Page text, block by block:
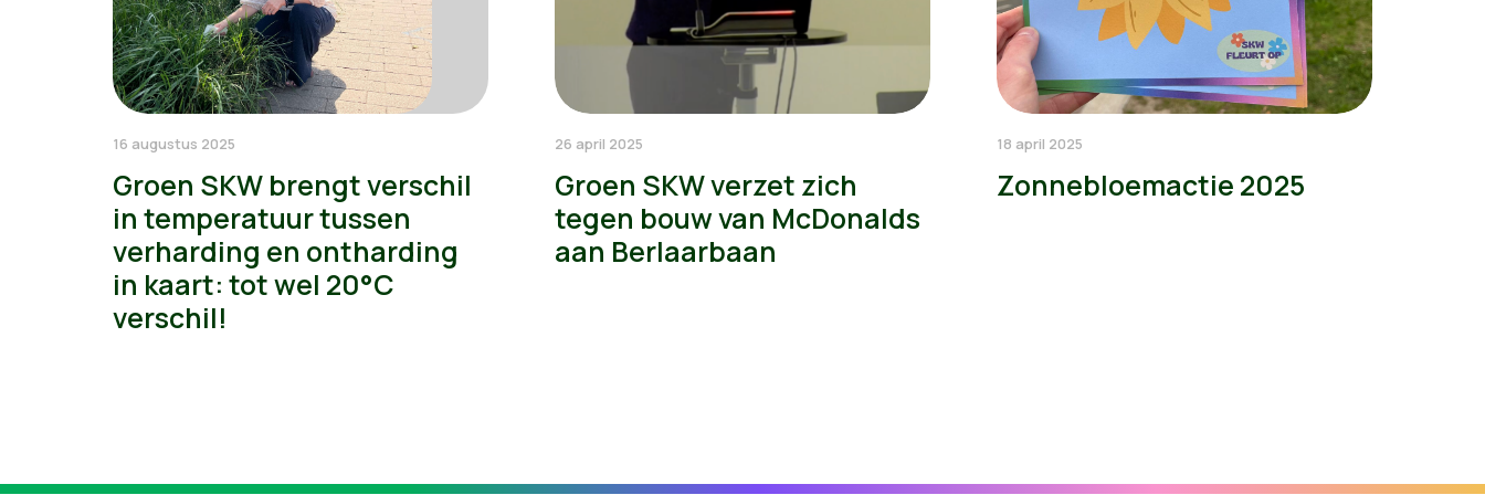
16 augustus 2025
Groen SKW brengt verschil
in temperatuur tussen
verharding en ontharding
in kaart: tot wel 20°C
verschil!
26 april 2025
Groen SKW verzet zich
tegen bouw van McDonalds
aan Berlaarbaan
18 april 2025
Zonnebloemactie 2025